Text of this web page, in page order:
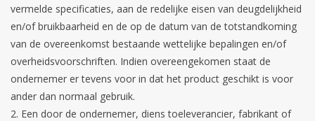
vermelde specificaties, aan de redelijke eisen van deugdelijkheid
en/of bruikbaarheid en de op de datum van de totstandkoming
van de overeenkomst bestaande wettelijke bepalingen en/of
overheidsvoorschriften. Indien overeengekomen staat de
ondernemer er tevens voor in dat het product geschikt is voor
ander dan normaal gebruik.
Een door de ondernemer, diens toeleverancier, fabrikant of